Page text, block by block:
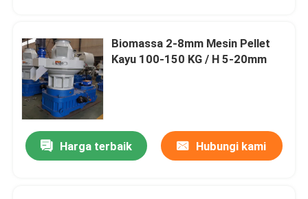
Biomassa 2-8mm Mesin Pellet
Kayu 100-150 KG / H 5-20mm
Harga terbaik Hubungi kami